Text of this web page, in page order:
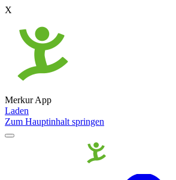
X
Merkur App
Laden
Zum Hauptinhalt springen